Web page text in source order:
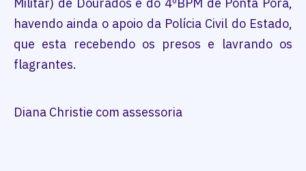
Militar) de Dourados e do 4ºBPM de Ponta Porã,
havendo ainda o apoio da Polícia Civil do Estado,
que esta recebendo os presos e lavrando os
flagrantes.
Diana Christie com assessoria